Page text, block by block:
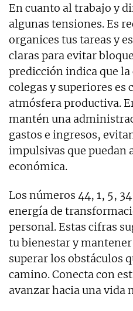
En cuanto al trabajo y
algunas tensiones. Es
organices tus tareas y
claras para evitar
predicción indica que
colegas y superiores es
atmósfera productiva.
mantén una
gastos e ingresos,
impulsivas que puedan
económica.
Los números 44, 1, 5,
energía de
personal. Estas cifras
tu bienestar y
superar los obstáculos
camino. Conecta con
avanzar hacia una vida